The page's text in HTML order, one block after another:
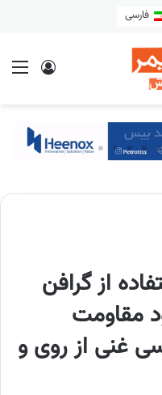
فارسی
از گرافن
مقاومت
غنی از روی و